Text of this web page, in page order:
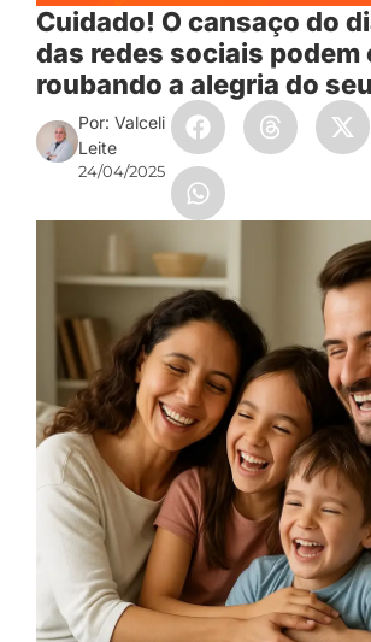
Cuidado! O cansaço do
das redes sociais podem
roubando a alegria do
Por: Valceli
Leite
24/04/2025